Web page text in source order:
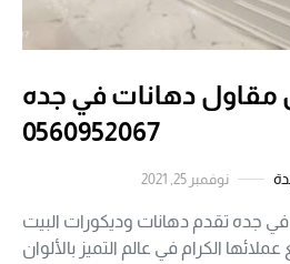
مقاول دهانات في جده
0560952067
نوفمبر 25, 2021
جده تقدم دهانات وديكورات البيت
الكرام في عالم التميز بالألوان